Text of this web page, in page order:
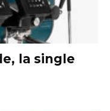
la single